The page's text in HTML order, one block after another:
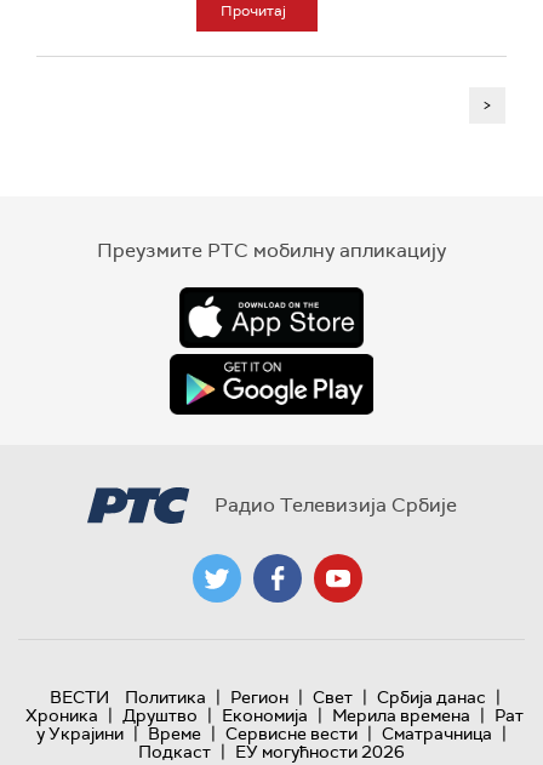
Прочитај
>
Преузмите РТС мобилну апликацију
Радио Телевизија Србије
ВЕСТИ Политика | Регион | Свет | Србија данас |
Хроника | Друштво | Економија | Мерила времена | Рат
у Украјини | Време | Сервисне вести | Сматрачница |
Подкаст | ЕУ могућности 2026